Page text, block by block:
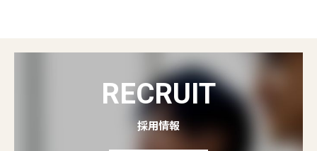
RECRUIT
採用情報